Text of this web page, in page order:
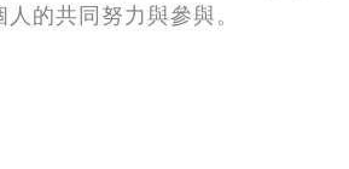
的共同努力與參與。